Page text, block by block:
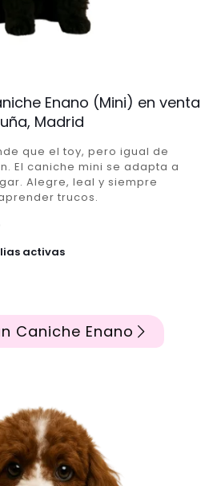
Enano (Mini) en venta
Madrid
que el toy, pero igual de
El caniche mini se adapta a
Alegre, leal y siempre
trucos.
activas
Caniche Enano